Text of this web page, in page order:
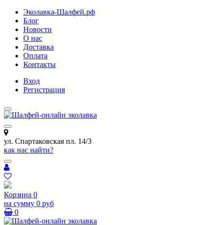
Эколавка-Шалфей.рф
Блог
Новости
О нас
Доставка
Оплата
Контакты
Вход
Регистрация
ул. Спартаковская пл. 14/3
как нас найти?
Корзина 0
на сумму 0 руб
0